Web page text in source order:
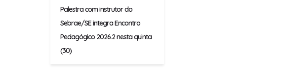
Palestra com instrutor do
Sebrae/SE integra Encontro
Pedagógico 2026.2 nesta quinta
(30)